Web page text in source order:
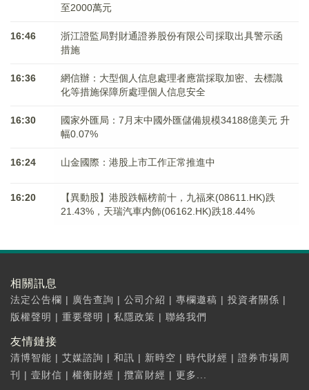
至2000萬元
16:46
浙江證監局對財通證券股份有限公司採取出具警示函
措施
16:36
網信辦：大型個人信息處理者應當採取加密、去標識
化等措施保障所處理個人信息安全
16:30
國家外匯局：7月末中國外匯儲備規模34188億美元 升
幅0.07%
16:24 山金國際：港股上市工作正常推進中
16:20
【異動股】港股跌幅榜前十，九福來(08611.HK)跌
21.43%，天瑞汽車内飾(06162.HK)跌18.44%
相關訊息
法定公告欄 | 廣告查詢 | 公司介紹 | 專欄邀稿 | 投資者關係 |
版權聲明 | 重要聲明 | 私隱政策 | 聯絡我們
友情鏈接
清博智能 | 艾媒諮詢 | 和訊 | 新時空 | 時代財經 | 證券市場周
刊
| 壹財信 | 權衡財經 | 攬富財經 | 更多...